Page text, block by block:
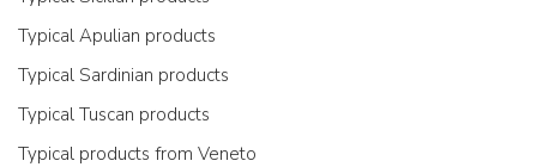
Typical Apulian products
Typical Sardinian products
Typical Tuscan products
Typical products from Veneto